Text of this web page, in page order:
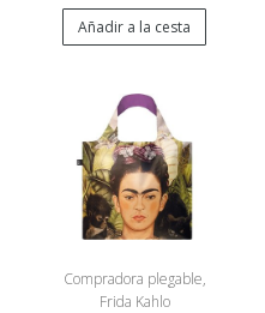
Añadir a la cesta
Compradora plegable,
Frida Kahlo